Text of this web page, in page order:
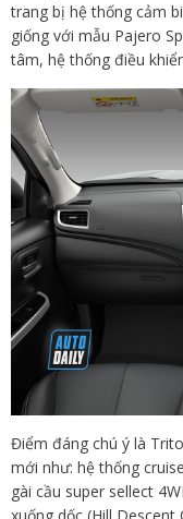
trang bị hệ thống cảm
giống với mẫu Pajero
tâm, hệ thống điều
Điểm đáng chú ý là
mới như: hệ thống
gài cầu super sellect